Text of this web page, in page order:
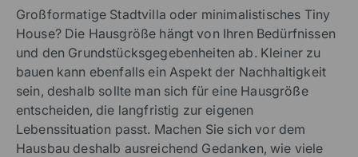
Großformatige Stadtvilla oder minimalistisches Tiny
House? Die Hausgröße hängt von Ihren Bedürfnissen
und den Grundstücksgegebenheiten ab. Kleiner zu
bauen kann ebenfalls ein Aspekt der Nachhaltigkeit
sein, deshalb sollte man sich für eine Hausgröße
entscheiden, die langfristig zur eigenen
Lebenssituation passt. Machen Sie sich vor dem
Hausbau deshalb ausreichend Gedanken, wie viele